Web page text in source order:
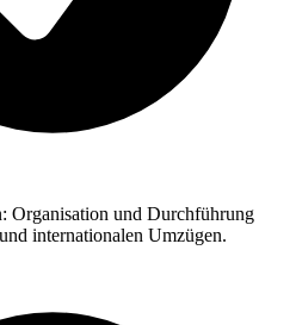
Organisation und Durchführung
internationalen Umzügen.